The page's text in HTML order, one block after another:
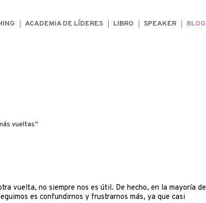
ACADEMIA DE LÍDERES LIBRO SPEAKER BLOG
vuelta, no siempre nos es útil. De hecho, en la mayoría de
es confundirnos y frustrarnos más, ya que casi